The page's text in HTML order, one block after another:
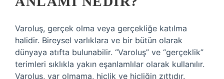
Varoluş, gerçek olma veya gerçekliğe katılma
halidir. Bireysel varlıklara ve bir bütün olarak
dünyaya atıfta bulunabilir. “Varoluş” ve “gerçeklik”
terimleri sıklıkla yakın eşanlamlılar olarak kullanılır.
Varoluş, var olmama, hiçlik ve hiçliğin zıttıdır.